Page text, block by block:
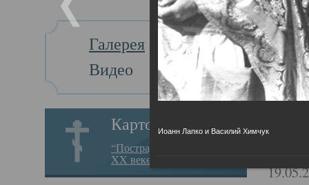
Галерея
Видео
Картотека
“Пострадавшие за веру в
XX веке на Севере”
Главная
Иоанн Лапко и Василий Химчук